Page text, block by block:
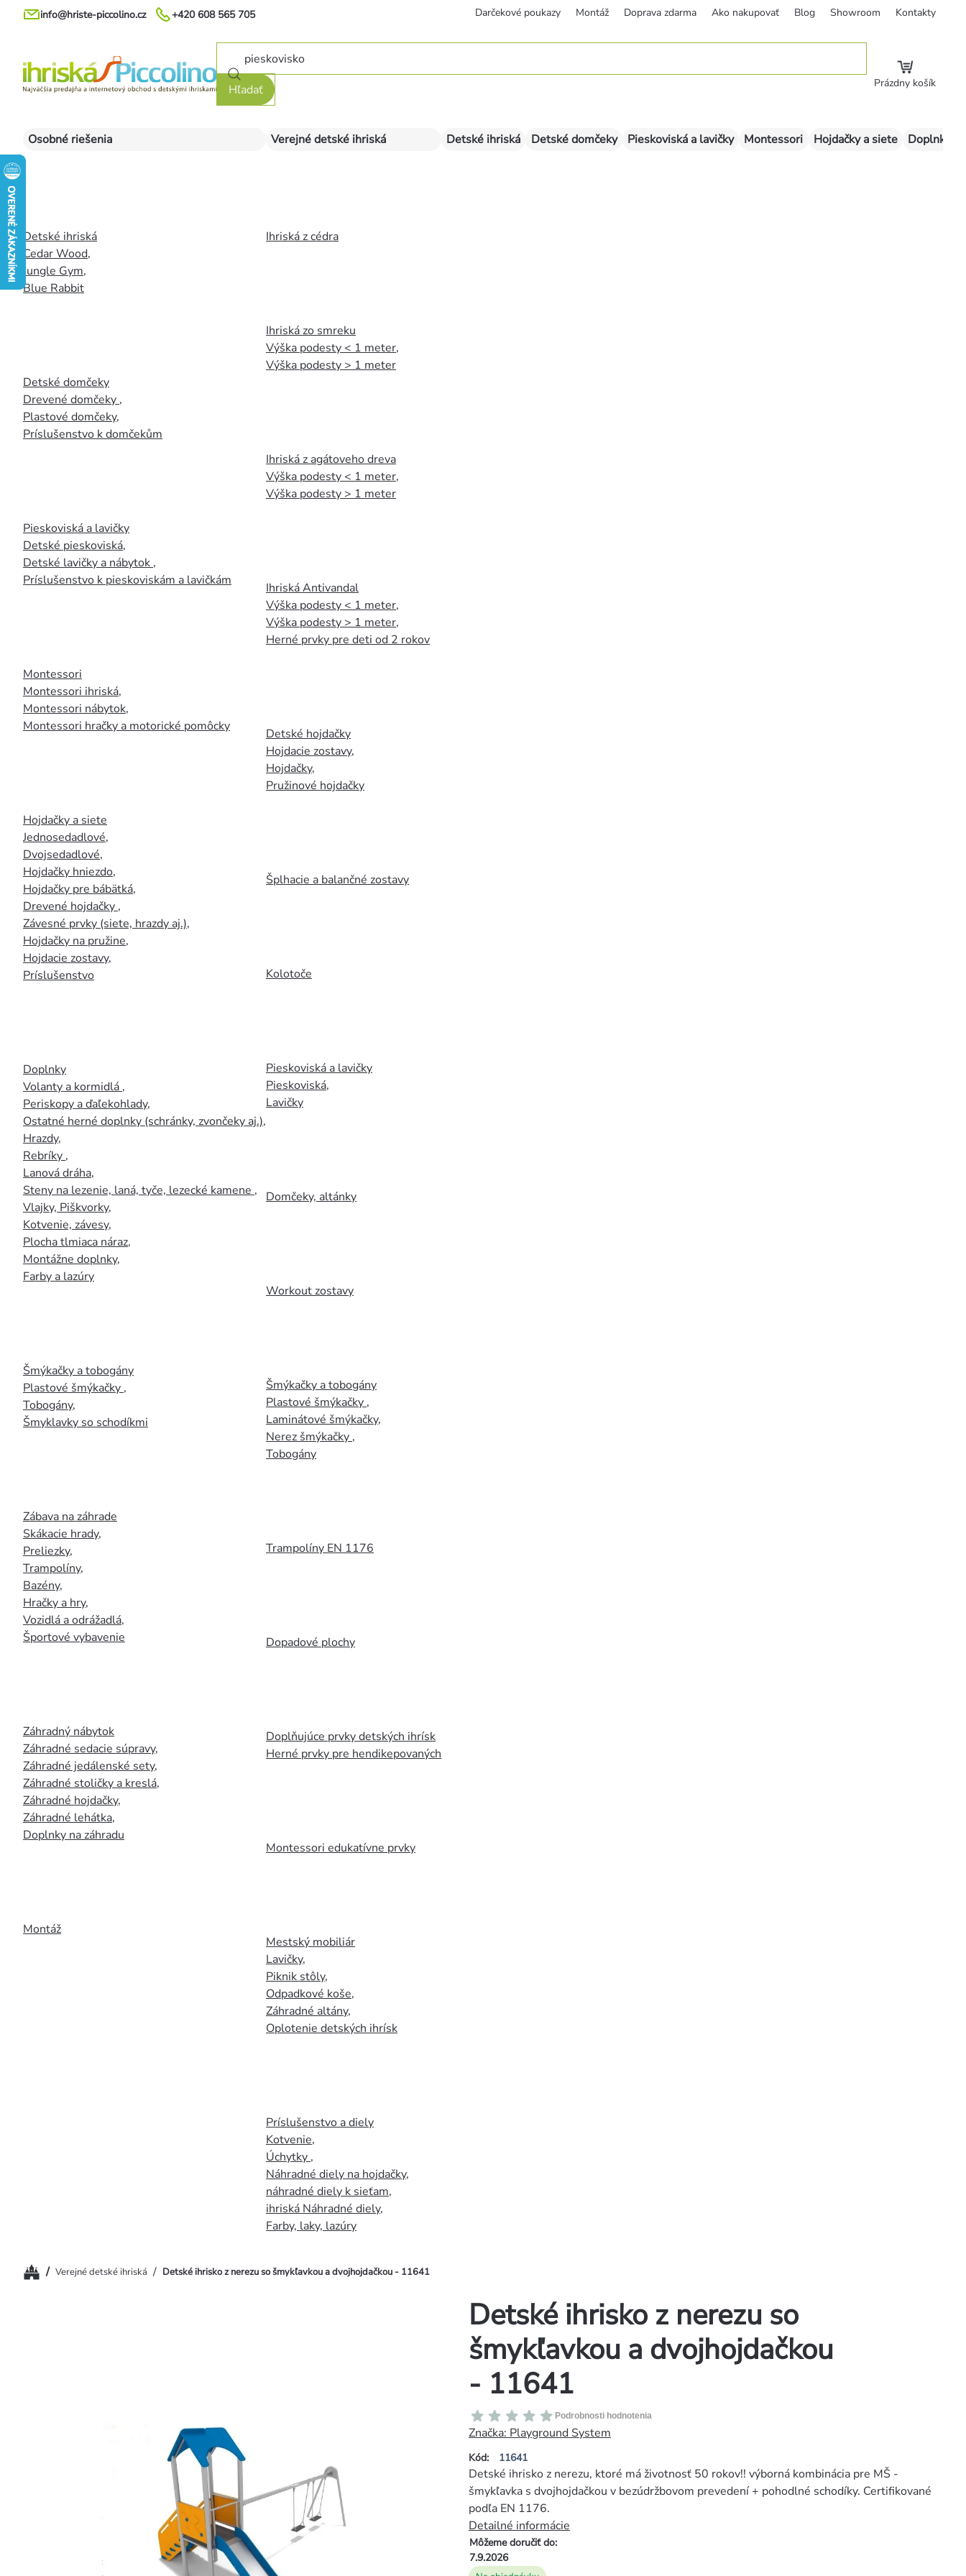
Prejsť
+420 608 565 705
info@hriste-piccolino.cz Darčekové poukazy Montáž Doprava zdarma Ako nakupovať Blog Showroom Kontakty
Hľadať Prázdny košík
Osobné riešenia
Detské ihriská
Cedar Wood,
Jungle Gym,
Blue Rabbit
Detské domčeky
Drevené domčeky ,
Plastové domčeky,
Príslušenstvo k domčekům
Pieskoviská a lavičky
Detské pieskoviská,
Detské lavičky a nábytok ,
Príslušenstvo k pieskoviskám a lavičkám
Montessori
Montessori ihriská,
Montessori nábytok,
Montessori hračky a motorické pomôcky
Hojdačky a siete
Jednosedadlové,
Dvojsedadlové,
Hojdačky hniezdo,
Hojdačky pre bábätká,
Drevené hojdačky ,
Závesné prvky (siete, hrazdy aj.),
Hojdačky na pružine,
Hojdacie zostavy,
Príslušenstvo
Doplnky
Volanty a kormidlá ,
Periskopy a ďaľekohlady,
Ostatné herné doplnky (schránky, zvončeky aj.),
Hrazdy,
Rebríky ,
Lanová dráha,
Steny na lezenie, laná, tyče, lezecké kamene ,
Vlajky, Piškvorky,
Kotvenie, závesy,
Plocha tlmiaca náraz,
Montážne doplnky,
Farby a lazúry
Šmýkačky a tobogány
Plastové šmýkačky ,
Tobogány,
Šmyklavky so schodíkmi
Zábava na záhrade
Skákacie hrady,
Preliezky,
Trampolíny,
Bazény,
Hračky a hry,
Vozidlá a odrážadlá,
Športové vybavenie
Záhradný nábytok
Záhradné sedacie súpravy,
Záhradné jedálenské sety,
Záhradné stoličky a kreslá,
Záhradné hojdačky,
Záhradné lehátka,
Doplnky na záhradu
Montáž
Verejné detské ihriská
Ihriská z cédra
Ihriská zo smreku
Výška podesty < 1 meter,
Výška podesty > 1 meter
Ihriská z agátoveho dreva
Výška podesty < 1 meter,
Výška podesty > 1 meter
Ihriská Antivandal
Výška podesty < 1 meter,
Výška podesty > 1 meter,
Herné prvky pre deti od 2 rokov
Detské hojdačky
Hojdacie zostavy,
Hojdačky,
Pružinové hojdačky
Šplhacie a balančné zostavy
Kolotoče
Pieskoviská a lavičky
Pieskoviská,
Lavičky
Domčeky, altánky
Workout zostavy
Šmýkačky a tobogány
Plastové šmýkačky ,
Laminátové šmýkačky,
Nerez šmýkačky ,
Tobogány
Trampolíny EN 1176
Dopadové plochy
Doplňujúce prvky detských ihrísk
Herné prvky pre hendikepovaných
Montessori edukatívne prvky
Mestský mobiliár
Lavičky,
Piknik stôly,
Odpadkové koše,
Záhradné altány,
Oplotenie detských ihrísk
Príslušenstvo a diely
Kotvenie,
Úchytky ,
Náhradné diely na hojdačky,
náhradné diely k sieťam,
ihriská Náhradné diely,
Farby, laky, lazúry
Detské ihriská Detské domčeky Pieskoviská a lavičky Montessori Hojdačky a siete Doplnky
Domov
/ Verejné detské ihriská / Detské ihrisko z nerezu so šmykľavkou a dvojhojdačkou - 11641
Detské ihrisko z nerezu so
šmykľavkou a dvojhojdačkou
- 11641
Kód: 11641
Priemerné
hodnotenie
produktu
je
0,0
5
hviezdičiek.
Podrobnosti hodnotenia
Značka: Playground System
Môžeme doručiť do:
7.9.2026
Detské ihrisko z nerezu, ktoré má životnosť 50 rokov!! výborná kombinácia pre MŠ -
šmykľavka s dvojhojdačkou v bezúdržbovom prevedení + pohodlné schodíky. Certifikované
podľa EN 1176.
Detailné informácie